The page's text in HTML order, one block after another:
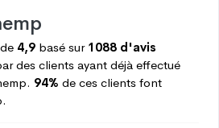
4,9 basé sur 1088 d'avis
des clients ayant déjà effectué
94% de ces clients font